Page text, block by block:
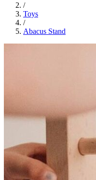
/
Toys
/
Abacus Stand